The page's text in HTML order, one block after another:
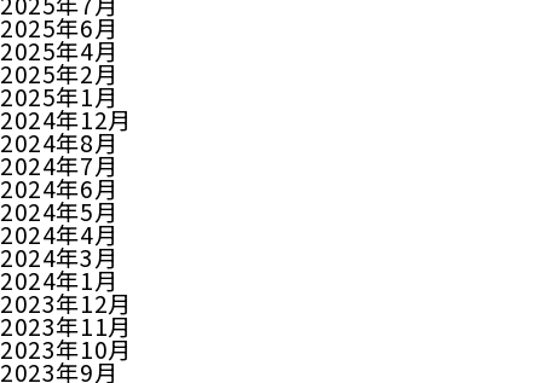
2025年6月
2025年4月
2025年2月
2025年1月
2024年12月
2024年8月
2024年7月
2024年6月
2024年5月
2024年4月
2024年3月
2024年1月
2023年12月
2023年11月
2023年10月
2023年9月